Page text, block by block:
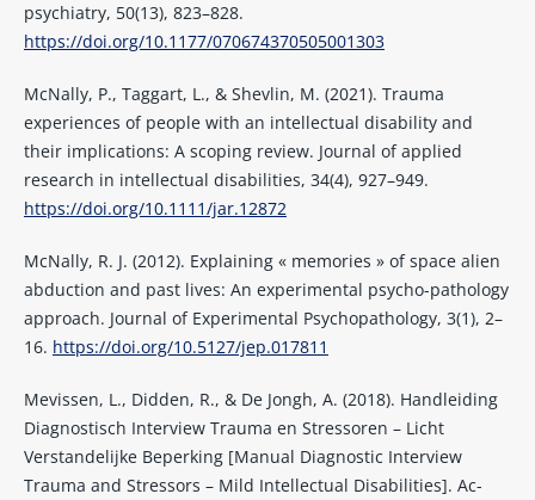
psychiatry, 50(13), 823–828.
https://doi.org/10.1177/070674370505001303
McNally, P., Taggart, L., & Shevlin, M. (2021). Trauma
experiences of people with an intellectual disability and
their implications: A scoping review. Journal of applied
research in intellectual disabilities, 34(4), 927–949.
https://doi.org/10.1111/jar.12872
McNally, R. J. (2012). Explaining « memories » of space alien
abduction and past lives: An experimental psycho-pathology
approach. Journal of Experimental Psychopathology, 3(1), 2–
16. https://doi.org/10.5127/jep.017811
Mevissen, L., Didden, R., & De Jongh, A. (2018). Handleiding
Diagnostisch Interview Trauma en Stressoren – Licht
Verstandelijke Beperking [Manual Diagnostic Interview
Trauma and Stressors – Mild Intellectual Disabilities]. Ac-